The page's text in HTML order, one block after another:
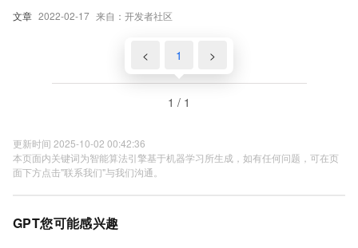
文章 2022-02-17 来自：开发者社区
< 1 >
1 / 1
更新时间 2025-10-02 00:42:36
本页面内关键词为智能算法引擎基于机器学习所生成，如有任何问题，可在页
面下方点击"联系我们"与我们沟通。
GPT您可能感兴趣